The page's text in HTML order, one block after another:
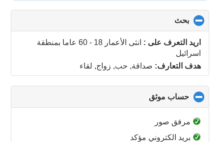
بحث
to
collapse
contents
اريد التعرف على : انثى الأعمار 18 - 60 عاما
بمنطقة
اسرائيل
هدف التعارف: صداقة, حب, زواج, لقاء
حساب موثق
to
مرفق صور
بريد الكتروني مؤكد